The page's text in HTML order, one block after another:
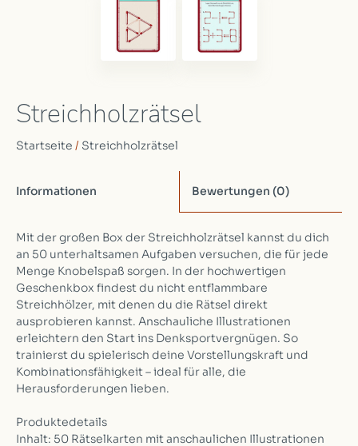
Streichholzrätsel
Startseite / Streichholzrätsel
Informationen Bewertungen (0)
Mit der großen Box der Streichholzrätsel kannst du dich
an 50 unterhaltsamen Aufgaben versuchen, die für jede
Menge Knobelspaß sorgen. In der hochwertigen
Geschenkbox findest du nicht entflammbare
Streichhölzer, mit denen du die Rätsel direkt
ausprobieren kannst. Anschauliche Illustrationen
erleichtern den Start ins Denksportvergnügen. So
trainierst du spielerisch deine Vorstellungskraft und
Kombinationsfähigkeit – ideal für alle, die
Herausforderungen lieben.
Produktedetails
Inhalt: 50 Rätselkarten mit anschaulichen Illustrationen